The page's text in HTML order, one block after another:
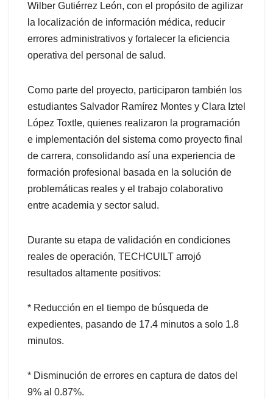
Wilber Gutiérrez León, con el propósito de agilizar
la localización de información médica, reducir
errores administrativos y fortalecer la eficiencia
operativa del personal de salud.
Como parte del proyecto, participaron también los
estudiantes Salvador Ramírez Montes y Clara Iztel
López Toxtle, quienes realizaron la programación
e implementación del sistema como proyecto final
de carrera, consolidando así una experiencia de
formación profesional basada en la solución de
problemáticas reales y el trabajo colaborativo
entre academia y sector salud.
Durante su etapa de validación en condiciones
reales de operación, TECHCUILT arrojó
resultados altamente positivos:
* Reducción en el tiempo de búsqueda de
expedientes, pasando de 17.4 minutos a solo 1.8
minutos.
* Disminución de errores en captura de datos del
9% al 0.87%.